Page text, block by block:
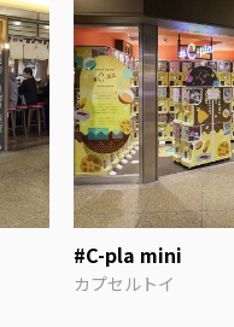
#C-pla mini
カプセルトイ